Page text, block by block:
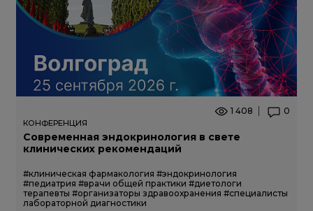
1 408 0
КОНФЕРЕНЦИЯ
Современная эндокринология в свете
клинических рекомендаций
#клиническая фармакология #эндокринология
#педиатрия #врачи общей практики #диетологи
терапевты #организаторы здравоохранения #специалисты
лабораторной диагностики